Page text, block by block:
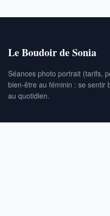
Le Boudoir de Sonia
Séances photo portrait (tarifs,
bien-être au féminin : se sentir
au quotidien.
RUBRIQUES